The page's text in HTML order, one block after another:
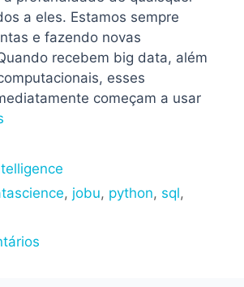
a eles. Estamos sempre
e fazendo novas
recebem big data, além
esses
começam a usar
, jobu, python, sql,